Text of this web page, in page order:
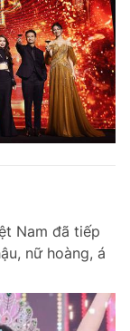
Nam đã tiếp
nữ hoàng, á